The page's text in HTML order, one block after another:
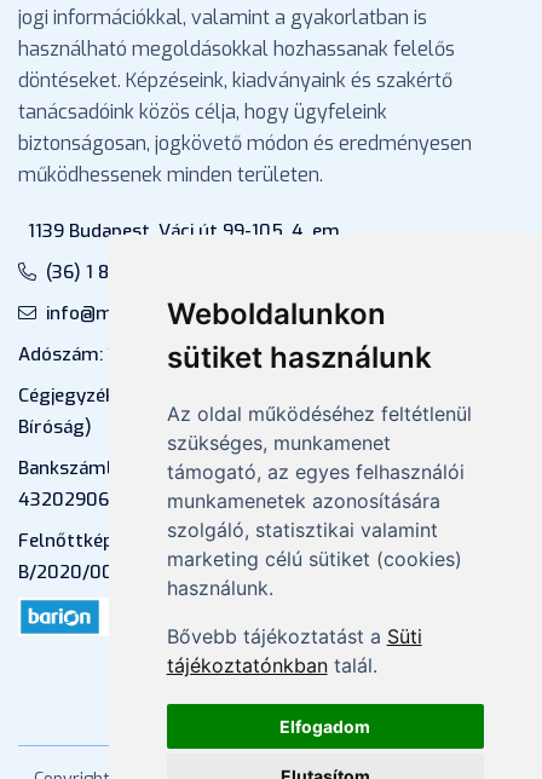
Weboldalunkon
sütiket használunk
Az oldal működéséhez feltétlenül
szükséges, munkamenet
támogató, az egyes felhasználói
munkamenetek azonosítására
szolgáló, statisztikai valamint
marketing célú sütiket (cookies)
használunk.
Bővebb tájékoztatást a Süti
tájékoztatónkbantalál.
Elfogadom
jogi információkkal, valamint a gyakorlatban is
használható megoldásokkal hozhassanak felelős
döntéseket. Képzéseink, kiadványaink és szakértő
tanácsadóink közös célja, hogy ügyfeleink
biztonságosan, jogkövető módon és eredményesen
működhessenek minden területen.
1139 Budapest, Váci út 99-105. 4. em.
(36) 1 880 76 00
info@mprx.hu
Adószám: 13598145-2-41
Cégjegyzékszám: 01-09-883770 (Fővárosi
Bíróság)
Bankszámlaszám: CIB Bank, 10700581-
43202906-51100005
Felnőttképzési nyilvántartási szám:
B/2020/000053